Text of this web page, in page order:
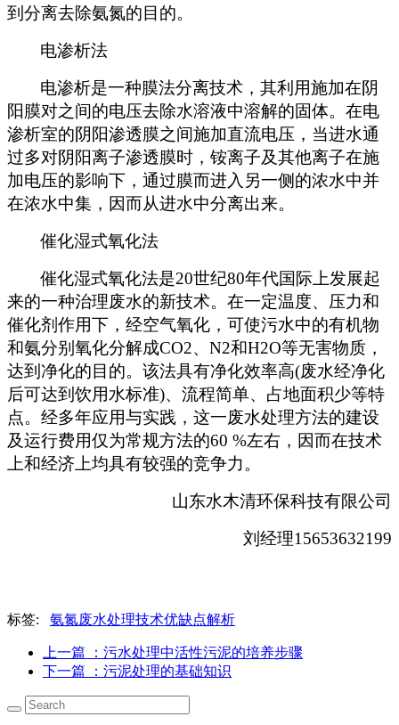
到分离去除氨氮的目的。
电渗析法
电渗析是一种膜法分离技术，其利用施加在阴
阳膜对之间的电压去除水溶液中溶解的固体。在电
渗析室的阴阳渗透膜之间施加直流电压，当进水通
过多对阴阳离子渗透膜时，铵离子及其他离子在施
加电压的影响下，通过膜而进入另一侧的浓水中并
在浓水中集，因而从进水中分离出来。
催化湿式氧化法
催化湿式氧化法是20世纪80年代国际上发展起
来的一种治理废水的新技术。在一定温度、压力和
催化剂作用下，经空气氧化，可使污水中的有机物
和氨分别氧化分解成CO2、N2和H2O等无害物质，
达到净化的目的。该法具有净化效率高(废水经净化
后可达到饮用水标准)、流程简单、占地面积少等特
点。经多年应用与实践，这一废水处理方法的建设
及运行费用仅为常规方法的60 %左右，因而在技术
上和经济上均具有较强的竞争力。
山东水木清环保科技有限公司
刘经理15653632199
标签: 氨氮废水处理技术优缺点解析
上一篇
：污水处理中活性污泥的培养步骤
下一篇
：污泥处理的基础知识